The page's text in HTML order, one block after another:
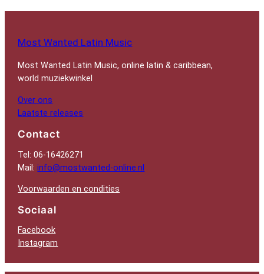
Most Wanted Latin Music
Most Wanted Latin Music, online latin & caribbean,
world muziekwinkel
Over ons
Laatste releases
Contact
Tel: 06-16426271
Mail:info@mostwanted-online.nl
Voorwaarden en condities
Sociaal
Facebook
Instagram